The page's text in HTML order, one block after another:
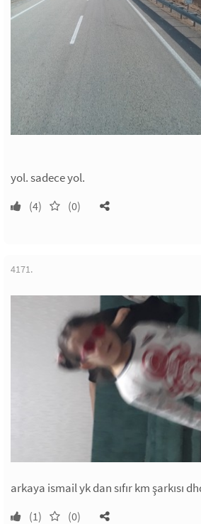
yol. sadece yol.
(4) (0)
4171.
arkaya ismail yk dan sıfır km şarkısı
(1) (0)